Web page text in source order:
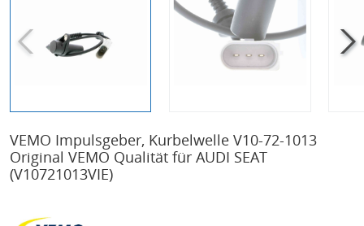
VEMO Impulsgeber, Kurbelwelle V10-72-1013
Original VEMO Qualität für AUDI SEAT
(V10721013VIE)